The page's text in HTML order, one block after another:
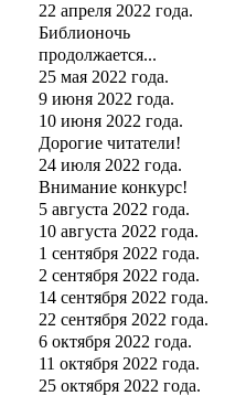
22 апреля 2022 года.
Библионочь
продолжается...
25 мая 2022 года.
9 июня 2022 года.
10 июня 2022 года.
Дорогие читатели!
24 июля 2022 года.
Внимание конкурс!
5 августа 2022 года.
10 августа 2022 года.
1 сентября 2022 года.
2 сентября 2022 года.
14 сентября 2022 года.
22 сентября 2022 года.
6 октября 2022 года.
11 октября 2022 года.
25 октября 2022 года.